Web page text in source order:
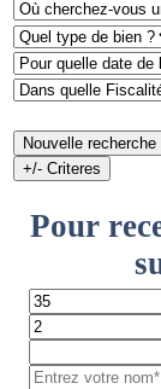
Nouvelle recherche
+/- Criteres
Pour